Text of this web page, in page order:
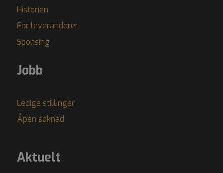
Historien
For leverandører
Sponsing
Jobb
Ledige stillinger
Åpen søknad
Aktuelt